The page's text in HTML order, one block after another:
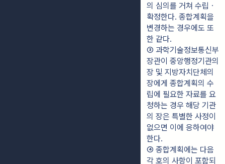
의 심의를 거쳐 수립ㆍ
확정한다. 종합계획을
변경하는 경우에도 또
한 같다.
③ 과학기술정보통신부
장관이 중앙행정기관의
장 및 지방자치단체의
장에게 종합계획의 수
립에 필요한 자료를 요
청하는 경우 해당 기관
의 장은 특별한 사정이
없으면 이에 응하여야
한다.
④ 종합계획에는 다음
각 호의 사항이 포함되